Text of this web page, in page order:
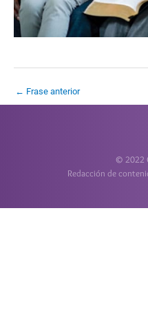
← Frase anterior
© 2022
Redacción de